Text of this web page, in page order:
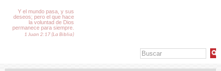
Y el mundo pasa, y sus
deseos; pero el que hace
la voluntad de Dios
permanece para siempre.
1 Juan 2:17 (La Biblia)